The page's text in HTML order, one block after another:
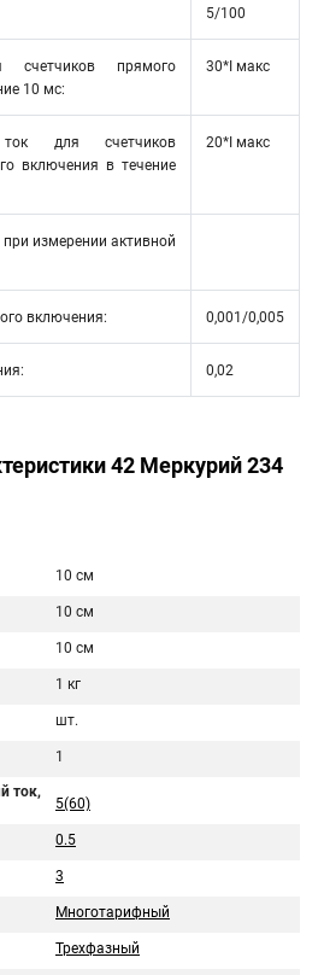
5/100
прямого
10 мс:
30*I макс
ток для счетчиков
включения в течение
20*I макс
измерении активной
включения: 0,001/0,005
0,02
42 Меркурий 234
10 см
10 см
10 см
1 кг
шт.
1
ток,
5(60)
0.5
3
Многотарифный
Трехфазный